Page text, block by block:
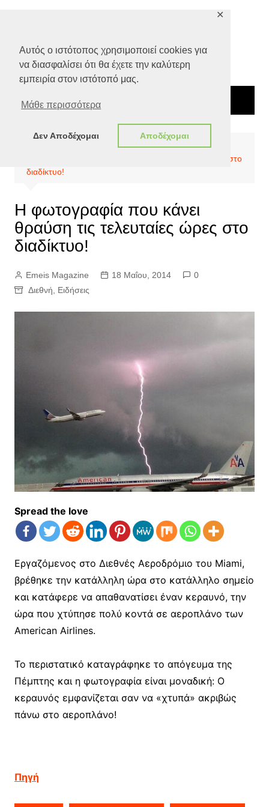
Αυτός ο ιστότοπος χρησιμοποιεί cookies για
να διασφαλίσει ότι θα έχετε την καλύτερη
εμπειρία στον ιστότοπό μας.
Μάθε περισσότερα
Δεν Αποδέχομαι Αποδέχομαι
✕
Η φωτογραφία που κάνει θραύση τις τελευταίες ώρες στο
διαδίκτυο!
Η φωτογραφία που κάνει
θραύση τις τελευταίες ώρες στο
διαδίκτυο!
Emeis Magazine 18 Μαΐου, 2014
0
Διεθνή
Ειδήσεις
Spread the love
Εργαζόμενος στο Διεθνές Αεροδρόμιο του Miami,
βρέθηκε την κατάλληλη ώρα στο κατάλληλο σημείο
και κατάφερε να απαθανατίσει έναν κεραυνό, την
ώρα που χτύπησε πολύ κοντά σε αεροπλάνο των
American Airlines.
Το περιστατικό καταγράφηκε το απόγευμα της
Πέμπτης και η φωτογραφία είναι μοναδική: Ο
κεραυνός εμφανίζεται σαν να «χτυπά» ακριβώς
πάνω στο αεροπλάνο!
Πηγή